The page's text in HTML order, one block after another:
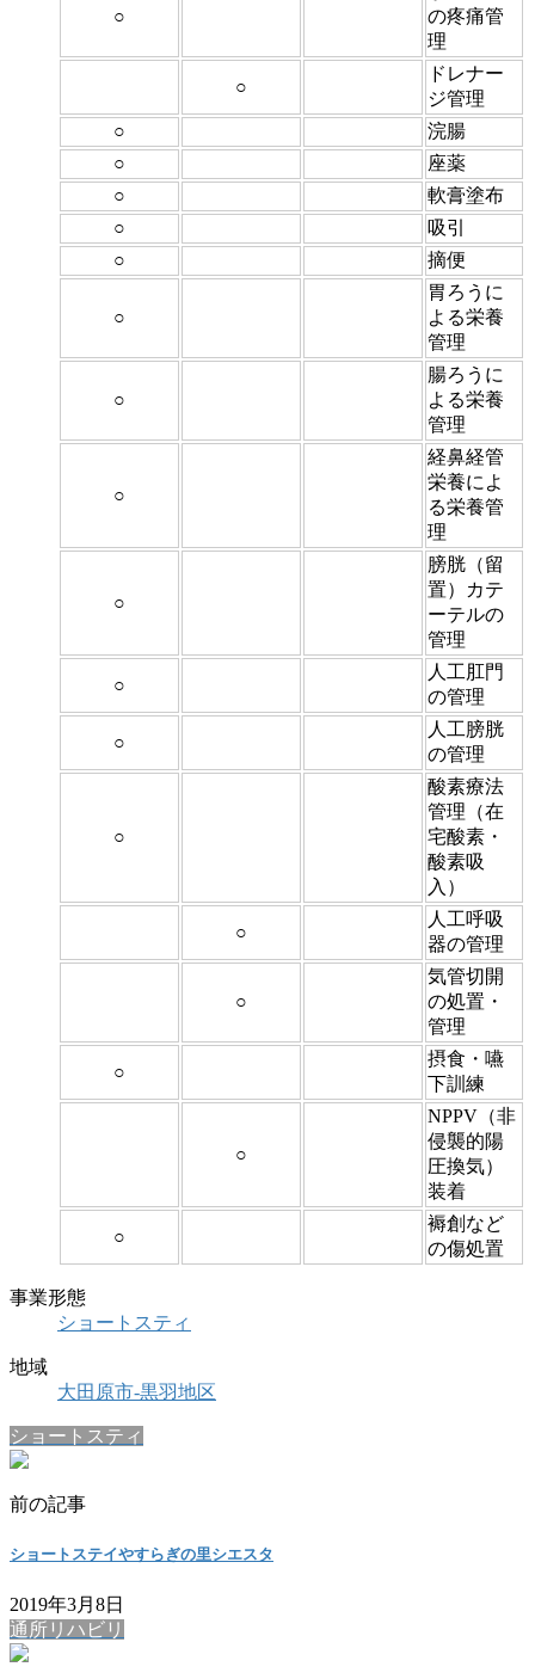
○
の疼痛管
理
○
ドレナー
ジ管理
○
浣腸
○
座薬
○
軟膏塗布
○
吸引
○
摘便
○
胃ろうに
よる栄養
管理
○
腸ろうに
よる栄養
管理
○
経鼻経管
栄養によ
る栄養管
理
○
膀胱（留
置）カテ
ーテルの
管理
○
人工肛門
の管理
○
人工膀胱
の管理
○
酸素療法
管理（在
宅酸素・
酸素吸
入）
○
人工呼吸
器の管理
○
気管切開
の処置・
管理
○
摂食・嚥
下訓練
○
NPPV（非
侵襲的陽
圧換気）
装着
○
褥創など
の傷処置
事業形態
ショートスティ
地域
大田原市-黒羽地区
ショートスティ
前の記事
ショートステイやすらぎの里シエスタ
2019年3月8日
通所リハビリ